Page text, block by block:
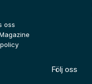
oss
Följ oss